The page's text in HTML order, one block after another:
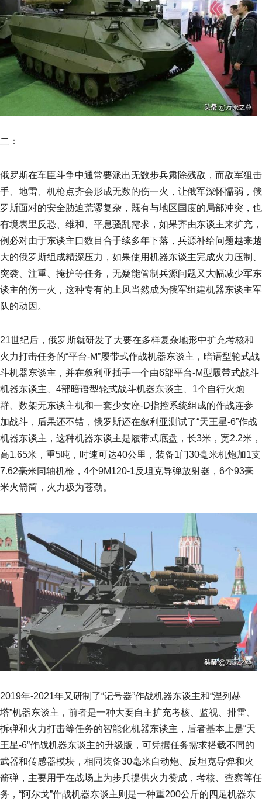
二：
俄罗斯在车臣斗争中通常要派出无数步兵肃除残敌，而敌军狙击
手、地雷、机枪点齐会形成无数的伤一火，让俄军深怀懦弱，俄
罗斯面对的安全胁迫荒谬复杂，既有与地区国度的局部冲突，也
有境表里反恐、维和、平息骚乱需求，如果齐由东谈主来扩充，
例必对由于东谈主口数目合手续多年下落，兵源补给问题越来越
大的俄罗斯组成精深压力，如果使用机器东谈主完成火力压制、
突袭、注重、掩护等任务，无疑能管制兵源问题又大幅减少军东
谈主的伤一火，这种专有的上风当然成为俄军组建机器东谈主军
队的动因。
21世纪后，俄罗斯就研发了大要在多样复杂地形中扩充考核和
火力打击任务的“平台-M”履带式作战机器东谈主，暗语型轮式战
斗机器东谈主，并在叙利亚插手一个由6部平台-M型履带式战斗
机器东谈主、4部暗语型轮式战斗机器东谈主、1个自行火炮
群、数架无东谈主机和一套少女座-D指控系统组成的作战连参
加战斗，后果还不错，俄罗斯还在叙利亚测试了“天王星-6”作战
机器东谈主，这种机器东谈主是履带式底盘，长3米，宽2.2米，
高1.65米，重5吨，时速可达40公里，装备1门30毫米机炮加1支
7.62毫米同轴机枪，4个9M120-1反坦克导弹放射器，6个93毫
米火箭筒，火力极为苍劲。
2019年-2021年又研制了“记号器”作战机器东谈主和“涅列赫
塔”机器东谈主，前者是一种大要自主扩充考核、监视、排雷、
拆弹和火力打击等任务的智能化机器东谈主，后者基本上是“天
王星-6”作战机器东谈主的升级版，可凭据任务需求搭载不同的
武器和传感器模块，相同装备30毫米自动炮、反坦克导弹和火
箭弹，主要用于在战场上为步兵提供火力赞成，考核、查察等任
务，“阿尔戈”作战机器东谈主则是一种重200公斤的四足机器东